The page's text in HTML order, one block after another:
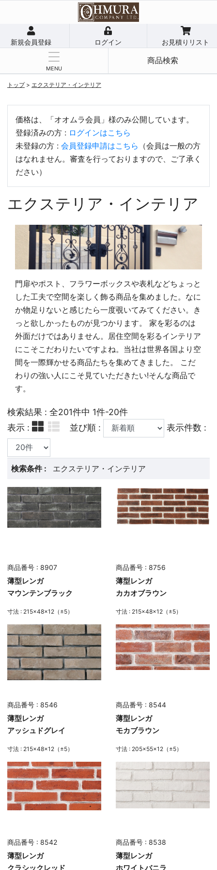
新規会員登録 ログイン お見積りリスト
MENU
商品検索
トップ> エクステリア・インテリア
価格は、「オオムラ会員」様のみ公開しています。
登録済みの方 : ログインはこちら
未登録の方 : 会員登録申請はこちら （会員は一般の方
はなれません。審査を行っておりますので、ご了承く
ださい）
エクステリア・インテリア
門扉やポスト、フラワーボックスや表札などちょっと
した工夫で空間を楽しく飾る商品を集めました。なに
か物足りないと感じたら一度覗いてみてください。き
っと欲しかったものが見つかります。 家を彩るのは
外面だけではありません。居住空間を彩るインテリア
にこそこだわりたいですよね。当社は世界各国より空
間を一際輝かせる商品たちを集めてきました。 こだ
わりの強い人にこそ見ていただきたい!そんな商品で
す。
検索結果 : 全201件中 1件-20件
表示 :
並び順 : 表示件数 :
検索条件 : エクステリア・インテリア
商品番号 : 8907
薄型レンガ
マウンテンブラック
寸法 : 215×48×12（±5）
商品番号 : 8756
薄型レンガ
カカオブラウン
寸法 : 215×48×12（±5）
商品番号 : 8546
薄型レンガ
アッシュドグレイ
寸法 : 215×48×12（±5）
商品番号 : 8544
薄型レンガ
モカブラウン
寸法 : 205×55×12（±5）
商品番号 : 8542
薄型レンガ
クラシックレッド
商品番号 : 8538
薄型レンガ
ホワイトバニラ